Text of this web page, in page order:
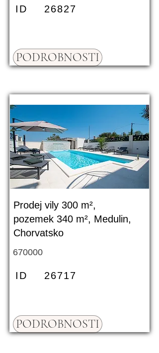
ID 26827
PODROBNOSTI
Prodej vily 300 m²,
pozemek 340 m², Medulin,
Chorvatsko
670000
ID 26717
PODROBNOSTI